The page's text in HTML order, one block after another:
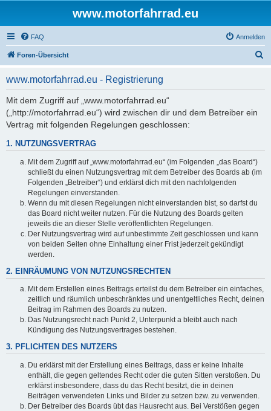
www.motorfahrrad.eu
FAQ Anmelden
Foren-Übersicht
www.motorfahrrad.eu - Registrierung
Mit dem Zugriff auf „www.motorfahrrad.eu“
(„http://motorfahrrad.eu“) wird zwischen dir und dem Betreiber ein
Vertrag mit folgenden Regelungen geschlossen:
1. NUTZUNGSVERTRAG
Mit dem Zugriff auf „www.motorfahrrad.eu“ (im Folgenden „das Board“)
schließt du einen Nutzungsvertrag mit dem Betreiber des Boards ab (im
Folgenden „Betreiber“) und erklärst dich mit den nachfolgenden
Regelungen einverstanden.
Wenn du mit diesen Regelungen nicht einverstanden bist, so darfst du
das Board nicht weiter nutzen. Für die Nutzung des Boards gelten
jeweils die an dieser Stelle veröffentlichten Regelungen.
Der Nutzungsvertrag wird auf unbestimmte Zeit geschlossen und kann
von beiden Seiten ohne Einhaltung einer Frist jederzeit gekündigt
werden.
2. EINRÄUMUNG VON NUTZUNGSRECHTEN
Mit dem Erstellen eines Beitrags erteilst du dem Betreiber ein einfaches,
zeitlich und räumlich unbeschränktes und unentgeltliches Recht, deinen
Beitrag im Rahmen des Boards zu nutzen.
Das Nutzungsrecht nach Punkt 2, Unterpunkt a bleibt auch nach
Kündigung des Nutzungsvertrages bestehen.
3. PFLICHTEN DES NUTZERS
Du erklärst mit der Erstellung eines Beitrags, dass er keine Inhalte
enthält, die gegen geltendes Recht oder die guten Sitten verstoßen. Du
erklärst insbesondere, dass du das Recht besitzt, die in deinen
Beiträgen verwendeten Links und Bilder zu setzen bzw. zu verwenden.
Der Betreiber des Boards übt das Hausrecht aus. Bei Verstößen gegen